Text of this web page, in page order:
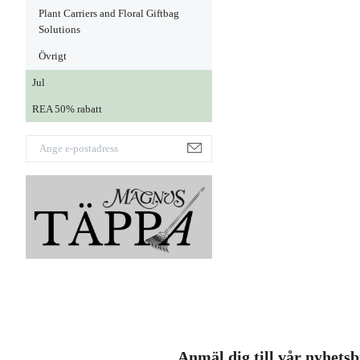
Plant Carriers and Floral Giftbag
Solutions
Övrigt
Jul
REA 50% rabatt